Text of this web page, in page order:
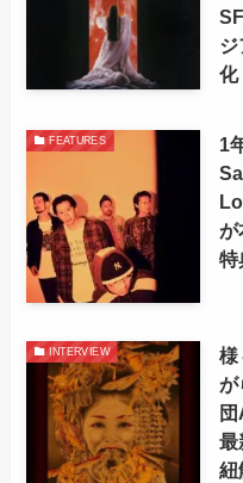
ジ
化
FEATURES
1
が
特
INTERVIEW
様
が
最
紐